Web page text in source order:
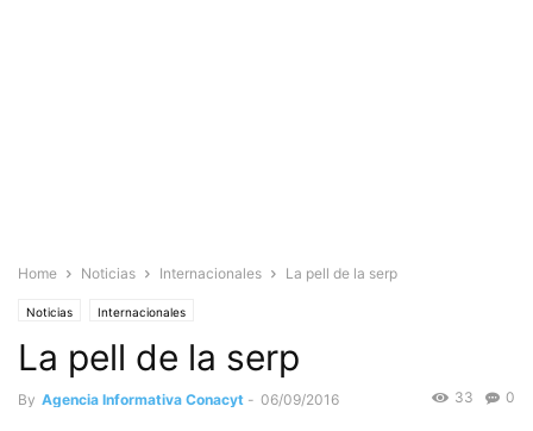
Home Noticias Internacionales La pell de la serp
Noticias Internacionales
La pell de la serp
By Agencia Informativa Conacyt - 06/09/2016 0
33